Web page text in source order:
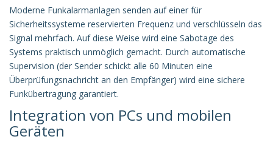
Moderne Funkalarmanlagen senden auf einer für
Sicherheitssysteme reservierten Frequenz und verschlüsseln das
Signal mehrfach. Auf diese Weise wird eine Sabotage des
Systems praktisch unmöglich gemacht. Durch automatische
Supervision (der Sender schickt alle 60 Minuten eine
Überprüfungsnachricht an den Empfänger) wird eine sichere
Funkübertragung garantiert.
Integration von PCs und mobilen
Geräten